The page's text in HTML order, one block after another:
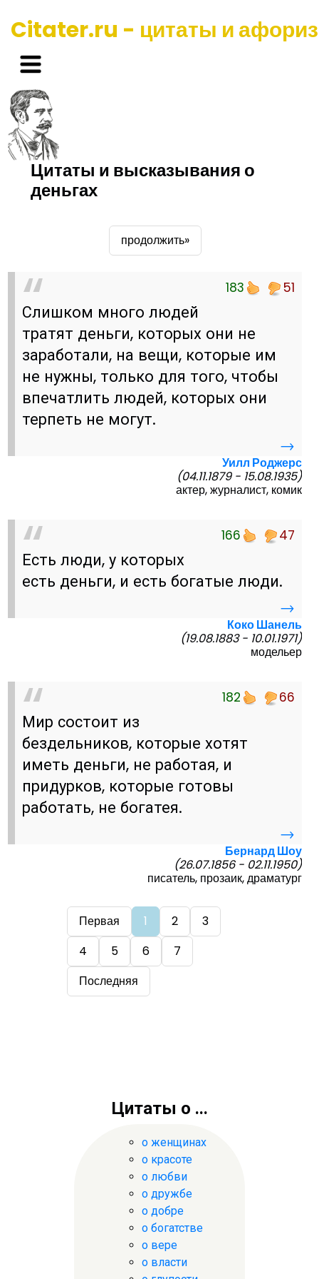
Citater.ru - цитаты и
Цитаты и высказывания о
деньгах
продолжить»
183 51
Слишком много людей
тратят деньги, которых они не
заработали, на вещи, которые им
не нужны, только для того, чтобы
впечатлить людей, которых они
терпеть не могут.
→
Уилл Роджерс
(04.11.1879 - 15.08.1935)
актер, журналист, комик
166 47
Есть люди, у которых
есть деньги, и есть богатые люди.
→
Коко Шанель
(19.08.1883 - 10.01.1971)
модельер
182 66
Мир состоит из
бездельников, которые хотят
иметь деньги, не работая, и
придурков, которые готовы
работать, не богатея.
→
Бернард Шоу
(26.07.1856 - 02.11.1950)
писатель, прозаик, драматург
Первая 1 2
3
4
5 6
7
Последняя
Цитаты о ...
о женщинах
о красоте
о любви
о дружбе
о добре
о богатстве
о вере
о власти